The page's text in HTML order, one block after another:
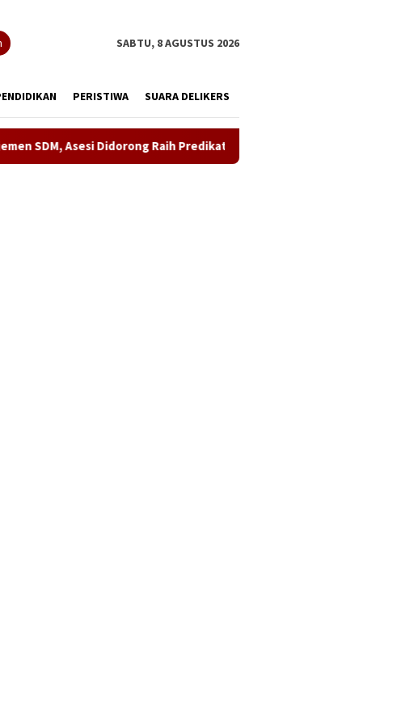
SABTU, 8 AGUSTUS 2026
PERISTIWA SUARA DELIKERS
Raih Predikat Kompeten Sinergi ASOKA Bersama